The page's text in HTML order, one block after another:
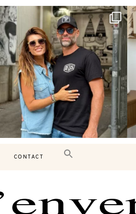
Montréal, une très belle surprise 🇨🇦
J’ai...
442
CONTACT